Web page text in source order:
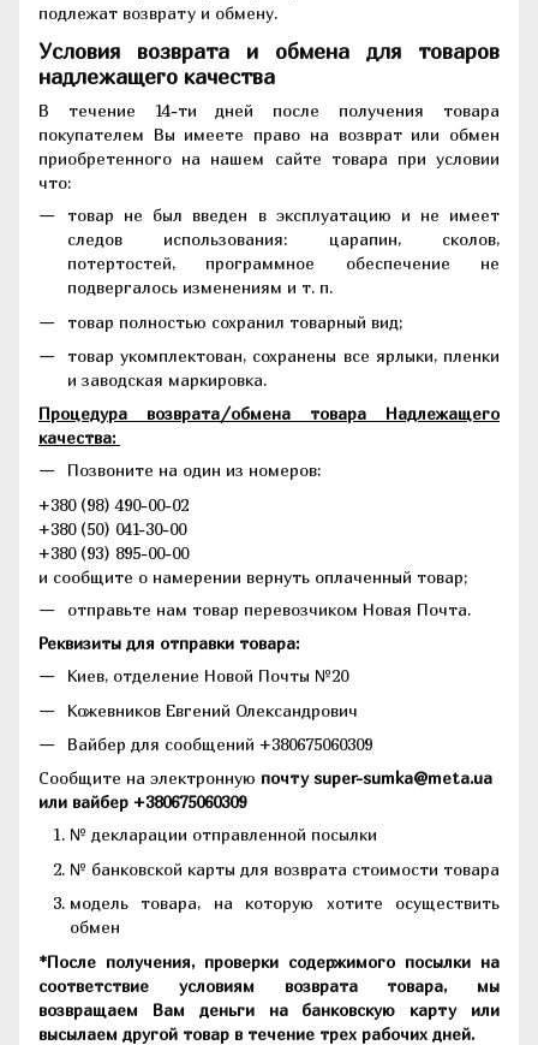
подлежат возврату и обмену.
Условия возврата и обмена для товаров
надлежащего качества
В течение 14-ти дней после получения товара
покупателем Вы имеете право на возврат или обмен
приобретенного на нашем сайте товара при условии
что:
товар не был введен в эксплуатацию и не имеет
следов использования: царапин, сколов,
потертостей, программное обеспечение не
подвергалось изменениям и т. п.
товар полностью сохранил товарный вид;
товар укомплектован, сохранены все ярлыки, пленки
и заводская маркировка.
Процедура возврата/обмена товара Надлежащего
качества:
Позвоните на один из номеров:
+380 (98) 490-00-02
+380 (50) 041-30-00
+380 (93) 895-00-00
и сообщите о намерении вернуть оплаченный товар;
отправьте нам товар перевозчиком Новая Почта.
Реквизиты для отправки товара:
Киев, отделение Новой Почты №20
Кожевников Евгений Олександрович
Вайбер для сообщений +380675060309
Сообщите на электронную почту super-sumka@meta.ua
или вайбер +380675060309
№ декларации отправленной посылки
№ банковской карты для возврата стоимости товара
модель товара, на которую хотите осуществить
обмен
*После получения, проверки содержимого посылки на
соответствие условиям возврата товара, мы
возвращаем Вам деньги на банковскую карту или
высылаем другой товар в течение трех рабочих дней.